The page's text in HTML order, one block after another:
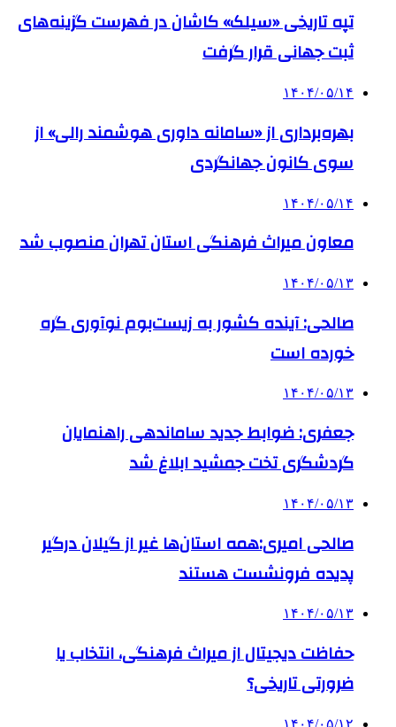
تپه تاریخی «سیلک» کاشان در فهرست گزینه‌های
ثبت جهانی قرار گرفت
۱۴۰۴/۰۵/۱۴
بهره‌برداری از «سامانه داوری هوشمند رالی» از
سوی کانون جهانگردی
۱۴۰۴/۰۵/۱۴
معاون میراث فرهنگی استان تهران منصوب شد
۱۴۰۴/۰۵/۱۳
صالحی: آینده کشور به زیست‌بوم نوآوری گره
خورده است
۱۴۰۴/۰۵/۱۳
جعفری: ضوابط جدید ساماندهی راهنمایان
گردشگری تخت جمشید ابلاغ شد
۱۴۰۴/۰۵/۱۳
صالحی امیری:همه استان‌ها غیر از گیلان درگیر
پدیده فرونشست هستند
۱۴۰۴/۰۵/۱۳
حفاظت دیجیتال از میراث فرهنگی، انتخاب یا
ضرورتی تاریخی؟
۱۴۰۴/۰۵/۱۲